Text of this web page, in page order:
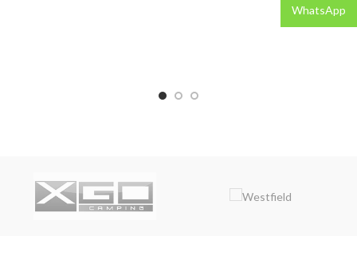
WhatsApp